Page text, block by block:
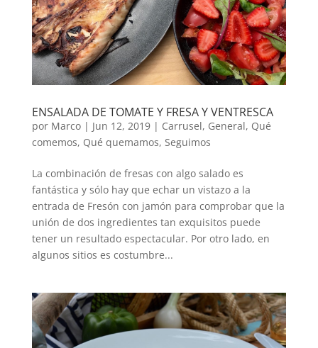
ENSALADA DE TOMATE Y FRESA Y VENTRESCA
por Marco| Jun 12, 2019| Carrusel, General, Qué
comemos, Qué quemamos, Seguimos
La combinación de fresas con algo salado es
fantástica y sólo hay que echar un vistazo a la
entrada de Fresón con jamón para comprobar que la
unión de dos ingredientes tan exquisitos puede
tener un resultado espectacular. Por otro lado, en
algunos sitios es costumbre...